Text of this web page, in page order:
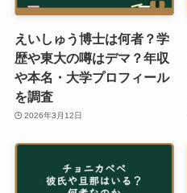
えいしゅう博士は何者？学
歴や東大の噂はデマ？年収
や本名・大学プロフィール
を調査
2026年3月12日